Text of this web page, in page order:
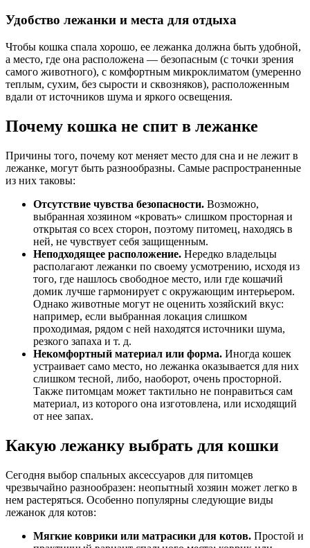
Удобство лежанки и места для отдыха
Чтобы кошка спала хорошо, ее лежанка должна быть удобной,
а место, где она расположена — безопасным (с точки зрения
самого животного), с комфортным микроклиматом (умеренно
теплым, сухим, без сырости и сквозняков), расположенным
вдали от источников шума и яркого освещения.
Почему кошка не спит в лежанке
Причины того, почему кот меняет место для сна и не лежит в
лежанке, могут быть разнообразны. Самые распространенные
из них таковы:
Отсутствие чувства безопасности. Возможно,
выбранная хозяином «кровать» слишком просторная и
открытая со всех сторон, поэтому питомец, находясь в
ней, не чувствует себя защищенным.
Неподходящее расположение. Нередко владельцы
располагают лежанки по своему усмотрению, исходя из
того, где нашлось свободное место, или где кошачий
домик лучше гармонирует с окружающим интерьером.
Однако животные могут не оценить хозяйский вкус:
например, если выбранная локация слишком
проходимая, рядом с ней находятся источники шума,
резкого запаха и т. д.
Некомфортный материал или форма. Иногда кошек
устраивает само место, но лежанка оказывается для них
слишком тесной, либо, наоборот, очень просторной.
Также питомцам может тактильно не понравиться сам
материал, из которого она изготовлена, или исходящий
от нее запах.
Какую лежанку выбрать для кошки
Сегодня выбор спальных аксессуаров для питомцев
чрезвычайно разнообразен: неопытный хозяин может легко в
нем растеряться. Особенно популярны следующие виды
лежанок для котов:
Мягкие коврики или матрасики для котов. Простой и